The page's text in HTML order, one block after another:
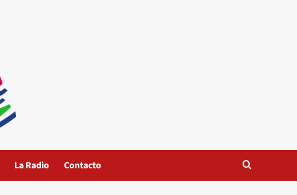
La Radio Contacto